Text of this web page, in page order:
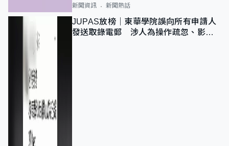
新聞資訊 新聞熱話
JUPAS放榜｜東華學院誤向所有申請人
發送取錄電郵 涉人為操作疏忽、影響